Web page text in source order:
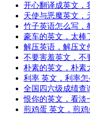
开心翻译成英文，
天使与恶魔英文，
竹子英语怎么写，
豪车的英文，太棒
解压英语，解压文
不要害羞英文，不
朴素的英文，朴素
利率 英文，利率
全国四六级成绩查
恨你的英文，看淡
煎鸡蛋 英文，煎